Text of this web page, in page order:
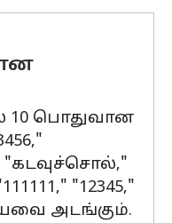
10 பொதுவான
"கடவுச்சொல்,"
"12345,"
அடங்கும்.